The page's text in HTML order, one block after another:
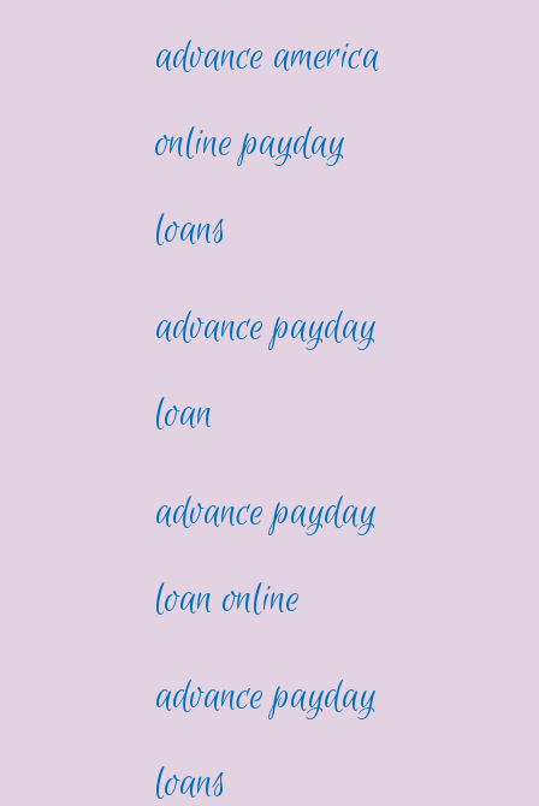
advance america
online payday
loans
advance payday
loan
advance payday
loan online
advance payday
loans